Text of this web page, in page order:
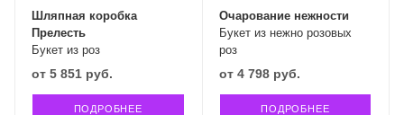
Букет из роз
Шляпная коробка
Прелесть
от 5 851 руб.
ПОДРОБНЕЕ
Букет из нежно розовых
роз
Очарование нежности
от 4 798 руб.
ПОДРОБНЕЕ